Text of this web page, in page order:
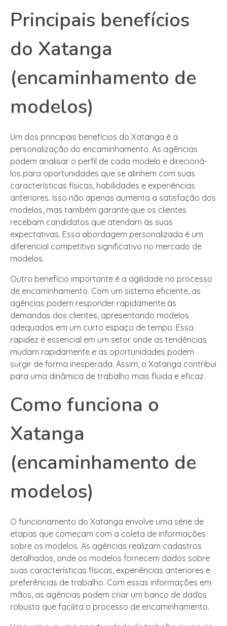
Principais benefícios
do Xatanga
(encaminhamento de
modelos)
Um dos principais benefícios do Xatanga é a
personalização do encaminhamento. As agências
podem analisar o perfil de cada modelo e direcioná-
los para oportunidades que se alinhem com suas
características físicas, habilidades e experiências
anteriores. Isso não apenas aumenta a satisfação dos
modelos, mas também garante que os clientes
recebam candidatos que atendam às suas
expectativas. Essa abordagem personalizada é um
diferencial competitivo significativo no mercado de
modelos.
Outro benefício importante é a agilidade no processo
de encaminhamento. Com um sistema eficiente, as
agências podem responder rapidamente às
demandas dos clientes, apresentando modelos
adequados em um curto espaço de tempo. Essa
rapidez é essencial em um setor onde as tendências
mudam rapidamente e as oportunidades podem
surgir de forma inesperada. Assim, o Xatanga contribui
para uma dinâmica de trabalho mais fluida e eficaz.
Como funciona o
Xatanga
(encaminhamento de
modelos)
O funcionamento do Xatanga envolve uma série de
etapas que começam com a coleta de informações
sobre os modelos. As agências realizam cadastros
detalhados, onde os modelos fornecem dados sobre
suas características físicas, experiências anteriores e
preferências de trabalho. Com essas informações em
mãos, as agências podem criar um banco de dados
robusto que facilita o processo de encaminhamento.